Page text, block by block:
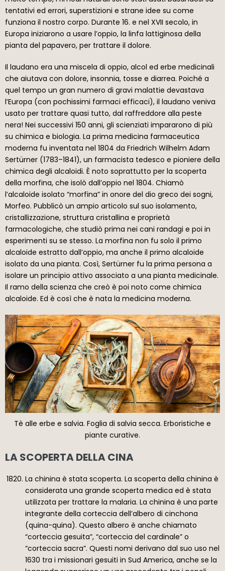
tentativi ed errori, superstizioni e strane idee su come
funziona il nostro corpo. Durante 16. e nel XVII secolo, in
Europa iniziarono a usare l’oppio, la linfa lattiginosa della
pianta del papavero, per trattare il dolore.
Il laudano era una miscela di oppio, alcol ed erbe medicinali
che aiutava con dolore, insonnia, tosse e diarrea. Poiché a
quel tempo un gran numero di gravi malattie devastava
l’Europa (con pochissimi farmaci efficaci), il laudano veniva
usato per trattare quasi tutto, dal raffreddore alla peste
nera! Nei successivi 150 anni, gli scienziati impararono di più
su chimica e biologia. La prima medicina farmaceutica
moderna fu inventata nel 1804 da Friedrich Wilhelm Adam
Sertürner (1783–1841), un farmacista tedesco e pioniere della
chimica degli alcaloidi. È noto soprattutto per la scoperta
della morfina, che isolò dall’oppio nel 1804. Chiamò
l’alcaloide isolato “morfina” in onore del dio greco dei sogni,
Morfeo. Pubblicò un ampio articolo sul suo isolamento,
cristallizzazione, struttura cristallina e proprietà
farmacologiche, che studiò prima nei cani randagi e poi in
esperimenti su se stesso. La morfina non fu solo il primo
alcaloide estratto dall’oppio, ma anche il primo alcaloide
isolato da una pianta. Così, Sertürner fu la prima persona a
isolare un principio attivo associato a una pianta medicinale.
Il ramo della scienza che creò è poi noto come chimica
alcaloide. Ed è così che è nata la medicina moderna.
Tè alle erbe e salvia. Foglia di salvia secca. Erboristiche e
piante curative.
LA SCOPERTA DELLA CINA
La chinina è stata scoperta. La scoperta della chinina è
considerata una grande scoperta medica ed è stata
utilizzata per trattare la malaria. La chinina è una parte
integrante della corteccia dell’albero di cinchona
(quina-quina). Questo albero è anche chiamato
“corteccia gesuita”, “corteccia del cardinale” o
“corteccia sacra”. Questi nomi derivano dal suo uso nel
1630 tra i missionari gesuiti in Sud America, anche se la